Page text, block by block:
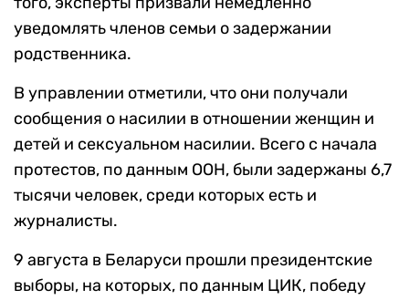
уведомлять членов семьи о задержании
родственника.
В управлении отметили, что они получали
сообщения о насилии в отношении женщин и
детей и сексуальном насилии. Всего с начала
протестов, по данным ООН, были задержаны 6,7
тысячи человек, среди которых есть и
журналисты.
9 августа в Беларуси прошли президентские
выборы, на которых, по данным ЦИК, победу